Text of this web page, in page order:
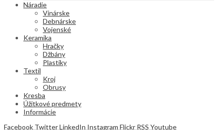
Náradie
Vinárske
Debnárske
Vojenské
Keramika
Hračky
Džbány
Plastiky
Textil
Kroj
Obrusy
Kresba
Úžitkové predmety
Informácie
Facebook TwitterLinkedIn Instagram Flickr RSS Youtube